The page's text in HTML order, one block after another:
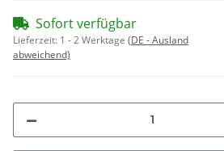
Sofort verfügbar
Lieferzeit: 1 - 2 Werktage (DE - Ausland
abweichend)